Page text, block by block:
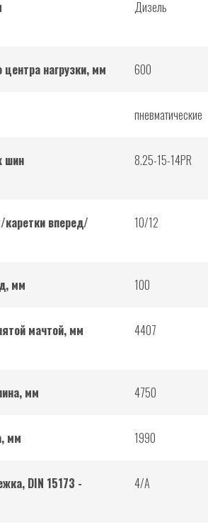
Дизель
центра нагрузки, мм 600
пневматические
шин 8.25-15-14PR
вперед/
10/12
мм 100
мачтой, мм 4407
мм 4750
мм 1990
DIN 15173 -
4/А